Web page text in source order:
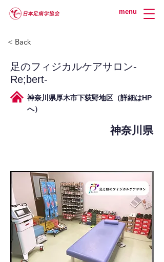
menu
< Back
足のフィジカルケアサロン-
Re;bert-
神奈川県厚木市下荻野地区（詳細はHP
へ）
神奈川県